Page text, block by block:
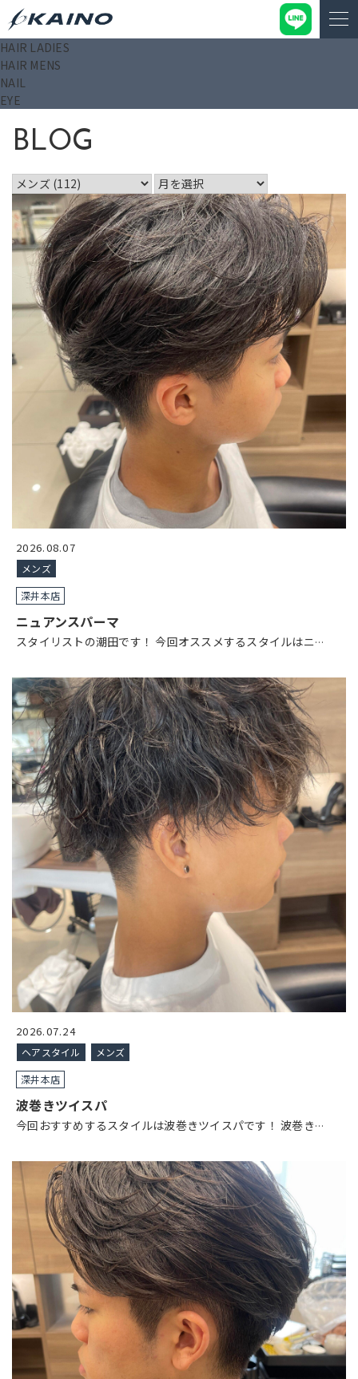
HAIR LADIES
HAIR MENS
NAIL
EYE
KAINO－カイノ－【公式サイト】
BLOG
2026.08.07
メンズ
深井本店
ニュアンスパーマ
スタイリストの潮田です！ 今回オススメするスタイルはニ…
2026.07.24
ヘアスタイル
メンズ
深井本店
波巻きツイスパ
今回おすすめするスタイルは波巻きツイスパです！ 波巻き…